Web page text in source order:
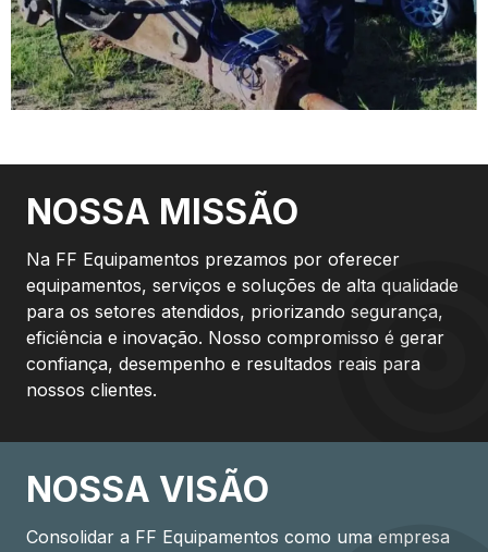
NOSSA MISSÃO
Na FF Equipamentos prezamos por oferecer
equipamentos, serviços e soluções de alta qualidade
para os setores atendidos, priorizando segurança,
eficiência e inovação. Nosso compromisso é gerar
confiança, desempenho e resultados reais para
nossos clientes.
NOSSA VISÃO
Consolidar a FF Equipamentos como uma empresa